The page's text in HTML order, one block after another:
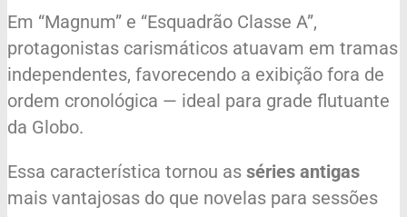
Em “Magnum” e “Esquadrão Classe A”,
protagonistas carismáticos atuavam em tramas
independentes, favorecendo a exibição fora de
ordem cronológica — ideal para grade flutuante
da Globo.
Essa característica tornou as séries antigas
mais vantajosas do que novelas para sessões